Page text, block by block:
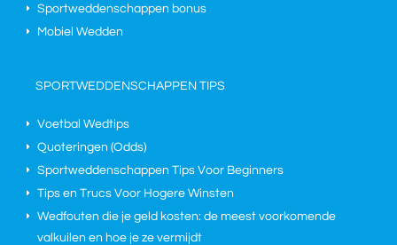
Sportweddenschappen bonus
Mobiel Wedden
SPORTWEDDENSCHAPPEN TIPS
Voetbal Wedtips
Quoteringen (Odds)
Sportweddenschappen Tips Voor Beginners
Tips en Trucs Voor Hogere Winsten
Wedfouten die je geld kosten: de meest voorkomende
valkuilen en hoe je ze vermijdt